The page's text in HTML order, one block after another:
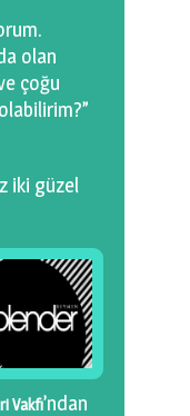
olan
çoğu
iki güzel
Vakfı’ndan